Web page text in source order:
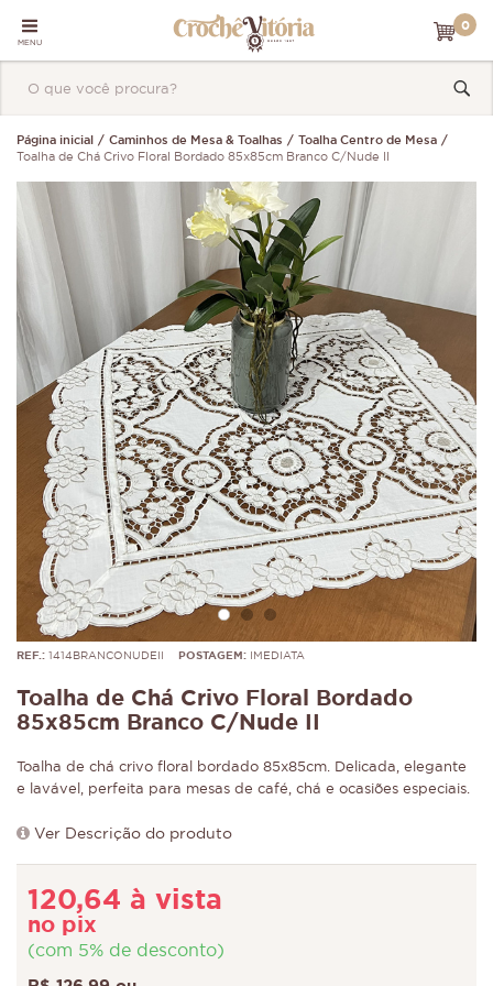
MENU
0
Página inicial Caminhos de Mesa & Toalhas
Toalha Centro de Mesa
Toalha de Chá Crivo Floral Bordado 85x85cm Branco C/Nude II
REF.: 1414BRANCONUDEII POSTAGEM: IMEDIATA
Toalha de Chá Crivo Floral Bordado
85x85cm Branco C/Nude II
Toalha de chá crivo floral bordado 85x85cm. Delicada, elegante
e lavável, perfeita para mesas de café, chá e ocasiões especiais.
Ver Descrição do produto
120,64 à vista
no pix
(com 5% de desconto)